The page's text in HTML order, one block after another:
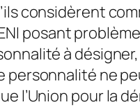
considèrent
posant
à
ne
l’Union pour la